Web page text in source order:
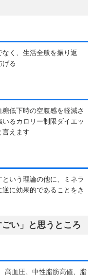
く、生活全般を振り返
げる
低下時の空腹感を軽減さ
るカロリー制限ダイエッ
言えます
いう理論の他に、ミネラ
に効果的であることをき
い」と思うところ
高血圧、中性脂肪高値、脂